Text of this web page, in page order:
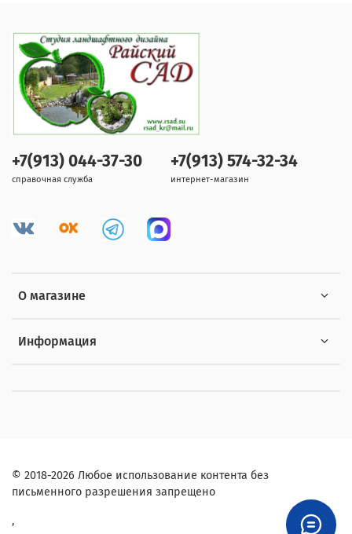
О магазине
Информация
+7(913) 044-37-30
справочная служба
+7(913) 574-32-34
интернет-магазин
© 2018-2026 Любое использование контента без
письменного разрешения запрещено
,